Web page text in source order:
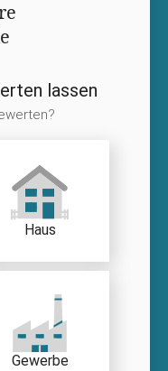
lassen
Haus
Gewerbe